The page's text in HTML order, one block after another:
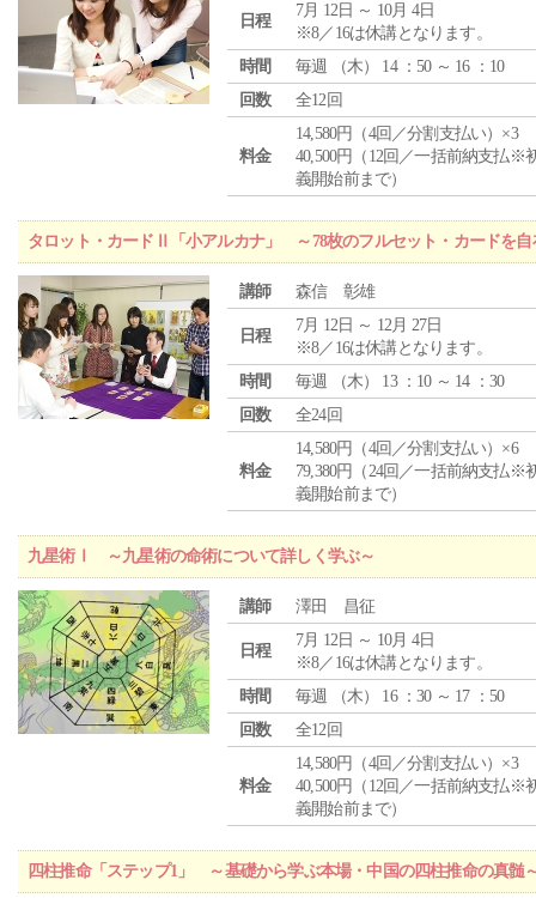
日程
7月 12日 ～ 10月 4日
※8／16は休講となります。
時間
毎週 （木） 14 ：50 ～ 16 ：10
回数
全12回
料金
14,580円（4回／分割支払い）×3
40,500円（12回／一括前納支払※
義開始前まで）
タロット・カードⅡ「小アルカナ」 ～78枚のフルセット・カードを自
講師 森信 彰雄
日程
7月 12日 ～ 12月 27日
※8／16は休講となります。
時間
毎週 （木） 13 ：10 ～ 14 ：30
回数
全24回
料金
14,580円（4回／分割支払い）×6
79,380円（24回／一括前納支払※
義開始前まで）
九星術Ⅰ ～九星術の命術について詳しく学ぶ～
講師 澤田 昌征
日程
7月 12日 ～ 10月 4日
※8／16は休講となります。
時間
毎週 （木） 16 ：30 ～ 17 ：50
回数
全12回
料金
14,580円（4回／分割支払い）×3
40,500円（12回／一括前納支払※
義開始前まで）
四柱推命「ステップ1」 ～基礎から学ぶ本場・中国の四柱推命の真髄